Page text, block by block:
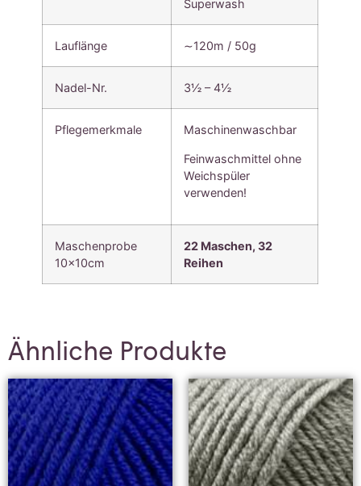
Superwash
Lauflänge ∼120m / 50g
Nadel-Nr. 3½ – 4½
Pflegemerkmale Maschinenwaschbar
Feinwaschmittel ohne
Weichspüler
verwenden!
Maschenprobe
10x10cm
22 Maschen,32
Reihen
Ähnliche Produkte